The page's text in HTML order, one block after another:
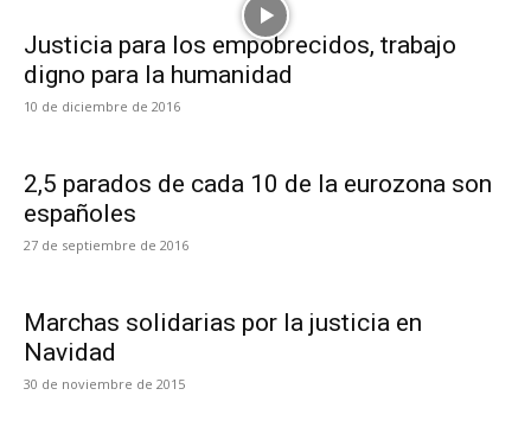
Justicia para los empobrecidos, trabajo
digno para la humanidad
10 de diciembre de 2016
2,5 parados de cada 10 de la eurozona son
españoles
27 de septiembre de 2016
Marchas solidarias por la justicia en
Navidad
30 de noviembre de 2015